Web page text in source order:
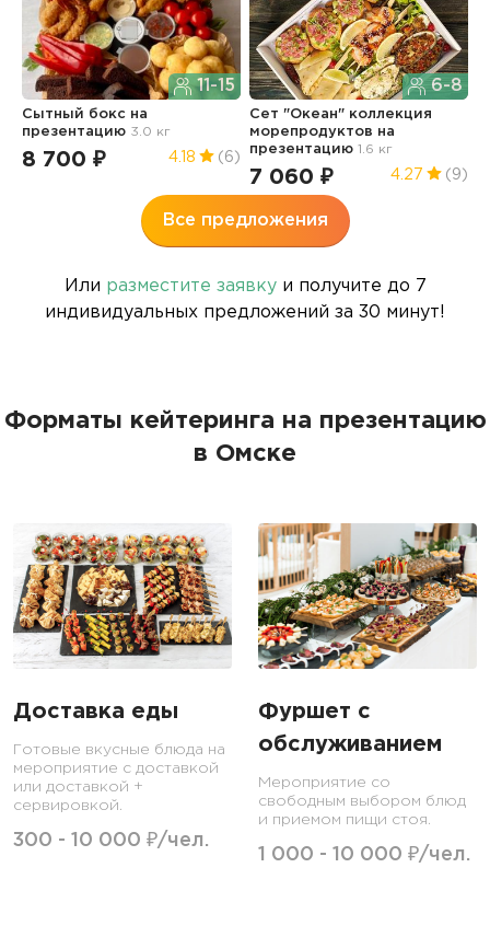
11-15
Сытный бокс на
презентацию 3.0 кг
8 700 ₽ 4.18 (6)
6-8
Сет "Океан" коллекция
морепродуктов на
презентацию 1.6 кг
7 060 ₽ 4.27 (9)
Все предложения
Или разместите заявкуи получите до 7
индивидуальных предложений за 30 минут!
Форматы кейтеринга на презентацию
в Омске
Доставка еды
Готовые вкусные блюда на
мероприятие с доставкой
или доставкой +
сервировкой.
300 - 10 000 ₽/чел.
Фуршет с
обслуживанием
Мероприятие со
свободным выбором блюд
и приемом пищи стоя.
1 000 - 10 000 ₽/чел.